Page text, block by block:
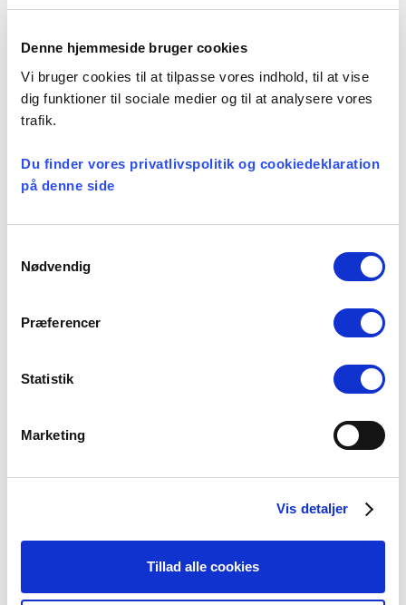
Denne hjemmeside bruger cookies
Vi bruger cookies til at tilpasse vores indhold, til at vise
dig funktioner til sociale medier og til at analysere vores
trafik.
Du finder vores privatlivspolitik og cookiedeklaration
på denne side
Nødvendig
Præferencer
Statistik
Marketing
Vis detaljer
Tillad alle cookies
Seneste nyheder
Blogindlæg